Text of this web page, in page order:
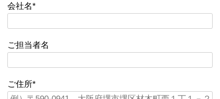
会社名*
ご担当者名
ご住所*